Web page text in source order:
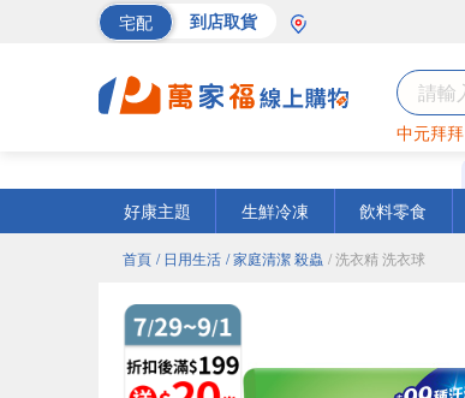
宅配 到店取貨
中元拜拜
好康主題
生鮮冷凍 飲料零食
首頁 / 日用生活 / 家庭清潔 殺蟲 / 洗衣精 洗衣球